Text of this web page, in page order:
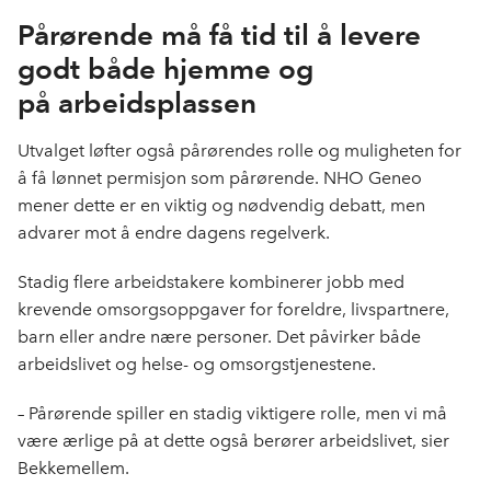
Pårørende må få tid til å levere
godt både hjemme og
på arbeidsplassen
Utvalget løfter også pårørendes rolle og muligheten for
å få lønnet permisjon som pårørende. NHO Geneo
mener dette er en viktig og nødvendig debatt, men
advarer mot å endre dagens regelverk.
Stadig flere arbeidstakere kombinerer jobb med
krevende omsorgsoppgaver for foreldre, livspartnere,
barn eller andre nære personer. Det påvirker både
arbeidslivet og helse- og omsorgstjenestene.
– Pårørende spiller en stadig viktigere rolle, men vi må
være ærlige på at dette også berører arbeidslivet, sier
Bekkemellem.